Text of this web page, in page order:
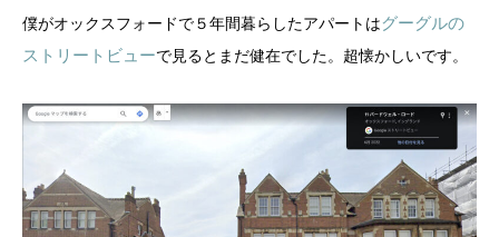
僕がオックスフォードで５年間暮らしたアパートはグーグルの
ストリートビューで見るとまだ健在でした。超懐かしいです。